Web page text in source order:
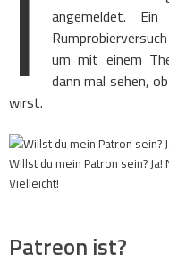
angemeldet.
um mit einem
dann mal sehen,
wirst.
Willst du mein Patron sein? Ja!
Vielleicht!
Patreon ist?